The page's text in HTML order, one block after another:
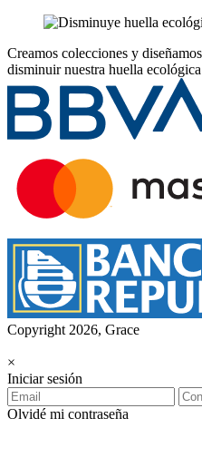
Creamos colecciones y
disminuir nuestra huella
Copyright 2026, Grace
×
Iniciar sesión
Olvidé mi contraseña